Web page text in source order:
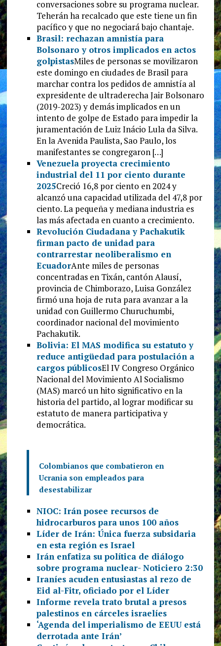
conversaciones sobre su programa nuclear.
Teherán ha recalcado que este tiene un fin
pacífico y que no negociará bajo chantaje.
Brasil: rechazan amnistía para
Bolsonaro y otros implicados en actos
golpistasMiles de personas se movilizaron
este domingo en ciudades de Brasil para
marchar contra los pedidos de amnistía al
expresidente de ultraderecha Jair Bolsonaro
(2019-2023) y demás implicados en un
intento de golpe de Estado para impedir la
juramentación de Luiz Inácio Lula da Silva.
En la Avenida Paulista, Sao Paulo, los
manifestantes se congregaron […]
Venezuela proyecta crecimiento
industrial del 11 por ciento durante
2025Creció 16,8 por ciento en 2024 y
alcanzó una capacidad utilizada del 47,8 por
ciento. La pequeña y mediana industria es
las más afectada en cuanto a crecimiento.
Revolución Ciudadana y Pachakutik
firman pacto de unidad para
contrarrestar neoliberalismo en
EcuadorAnte miles de personas
concentradas en Tixán, cantón Alausí,
provincia de Chimborazo, Luisa González
firmó una hoja de ruta para avanzar a la
unidad con Guillermo Churuchumbi,
coordinador nacional del movimiento
Pachakutik.
Bolivia: El MAS modifica su estatuto y
reduce antigüedad para postulación a
cargos públicosEl IV Congreso Orgánico
Nacional del Movimiento Al Socialismo
(MAS) marcó un hito significativo en la
historia del partido, al lograr modificar su
estatuto de manera participativa y
democrática.
Colombianos que combatieron en
Ucrania son empleados para
desestabilizar
NIOC: Irán posee recursos de
hidrocarburos para unos 100 años
Líder de Irán: Única fuerza subsidaria
en esta región es Israel
Irán enfatiza su política de diálogo
sobre programa nuclear- Noticiero 2:30
Iraníes acuden entusiastas al rezo de
Eid al-Fitr, oficiado por el Líder
Informe revela trato brutal a presos
palestinos en cárceles israelíes
‘Agenda del imperialismo de EEUU está
derrotada ante Irán’